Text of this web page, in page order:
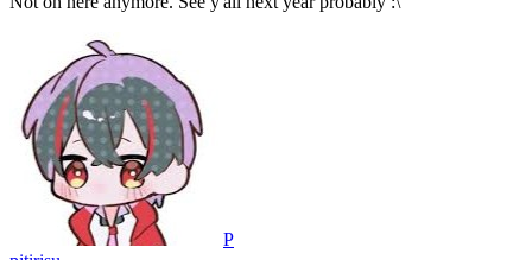
P